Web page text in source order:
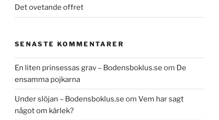
Det ovetande offret
SENASTE KOMMENTARER
En liten prinsessas grav – Bodensboklus.se om De
ensamma pojkarna
Under slöjan – Bodensboklus.se om Vem har sagt
något om kärlek?